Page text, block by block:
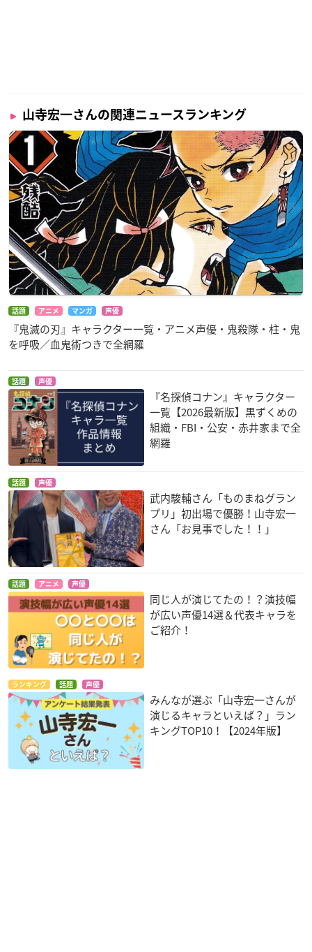
調査概要
調査期間：2025年6月3日（火）～6月9日（月）
有効投票数：1545票
山寺宏一さんの関連ニュースランキング
話題 アニメ マンガ 声優
『鬼滅の刃』キャラクター一覧・アニメ声優・鬼殺隊・柱・鬼
を呼吸／血鬼術つきで全網羅
話題 声優
『名探偵コナン』キャラクター
一覧【2026最新版】黒ずくめの
組織・FBI・公安・赤井家まで全
網羅
話題 声優
武内駿輔さん「ものまねグラン
プリ」初出場で優勝！山寺宏一
さん「お見事でした！！」
話題 アニメ 声優
同じ人が演じてたの！？演技幅
が広い声優14選＆代表キャラを
ご紹介！
ランキング 話題 声優
みんなが選ぶ「山寺宏一さんが
演じるキャラといえば？」ラン
キングTOP10！【2024年版】